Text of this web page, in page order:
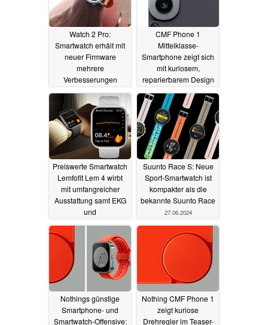
Watch 2 Pro:
Smartwatch erhält mit
neuer Firmware
mehrere
Verbesserungen
08.08.2024
CMF Phone 1
Mittelklasse-
Smartphone zeigt sich
mit kuriosem,
reparierbarem Design
Kamera
02.07.2024
Preiswerte Smartwatch
Lemfofit Lem 4 wirbt
mit umfangreicher
Ausstattung samt EKG
und
30.06.2024
Suunto Race S: Neue
Sport-Smartwatch ist
kompakter als die
bekannte Suunto Race
27.06.2024
Nothings günstige
Smartphone- und
Smartwatch-Offensive:
Nothing CMF Phone 1
zeigt kuriose
Drehregler im Teaser-